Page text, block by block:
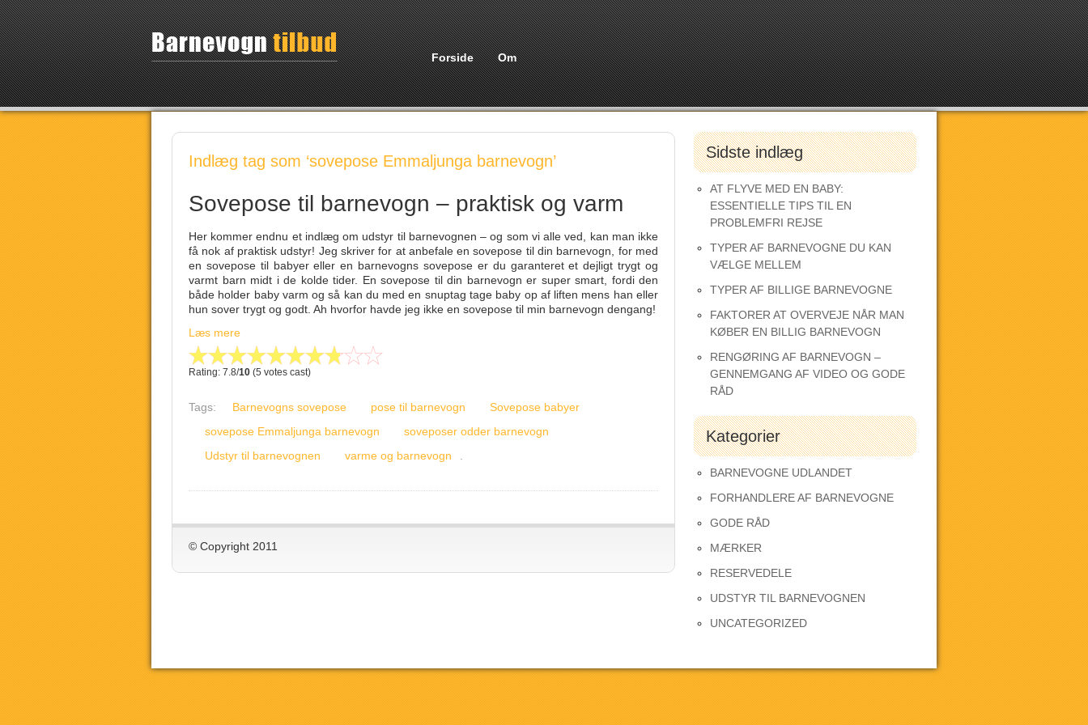
Forside Om
Indlæg tag som ‘sovepose Emmaljunga barnevogn’
Sovepose til barnevogn – praktisk og varm
Her kommer endnu et indlæg om udstyr til barnevognen – og som vi alle ved, kan man ikke
få nok af praktisk udstyr! Jeg skriver for at anbefale en sovepose til din barnevogn, for med
en sovepose til babyer eller en barnevogns sovepose er du garanteret et dejligt trygt og
varmt barn midt i de kolde tider. En sovepose til din barnevogn er super smart, fordi den
både holder baby varm og så kan du med en snuptag tage baby op af liften mens han eller
hun sover trygt og godt. Ah hvorfor havde jeg ikke en sovepose til min barnevogn dengang!
Læs mere
Rating: 7.8/10 (5 votes cast)
Tags: Barnevogns sovepose pose til barnevogn
Sovepose babyer
sovepose Emmaljunga barnevogn
soveposer odder barnevogn
Udstyr til barnevognen
varme og barnevogn
© Copyright 2011
Sidste indlæg
AT FLYVE MED EN BABY:
ESSENTIELLE TIPS TIL EN
PROBLEMFRI REJSE
TYPER AF BARNEVOGNE DU KAN
VÆLGE MELLEM
TYPER AF BILLIGE BARNEVOGNE
FAKTORER AT OVERVEJE NÅR MAN
KØBER EN BILLIG BARNEVOGN
RENGØRING AF BARNEVOGN –
GENNEMGANG AF VIDEO OG GODE
RÅD
Kategorier
BARNEVOGNE UDLANDET
FORHANDLERE AF BARNEVOGNE
GODE RÅD
MÆRKER
RESERVEDELE
UDSTYR TIL BARNEVOGNEN
UNCATEGORIZED